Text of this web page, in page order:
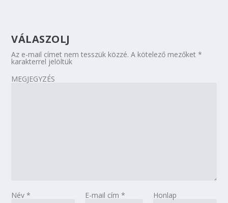
VÁLASZOLJ
Az e-mail címet nem tesszük közzé. A kötelező mezőket*
karakterrel jelöltük
MEGJEGYZÉS
Név* E-mail cím * Honlap